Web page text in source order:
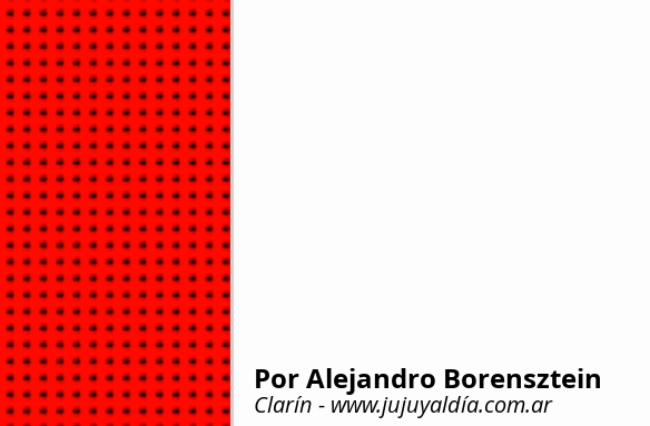
Por Alejandro Borensztein
Clarín - www.jujuyaldía.com.ar